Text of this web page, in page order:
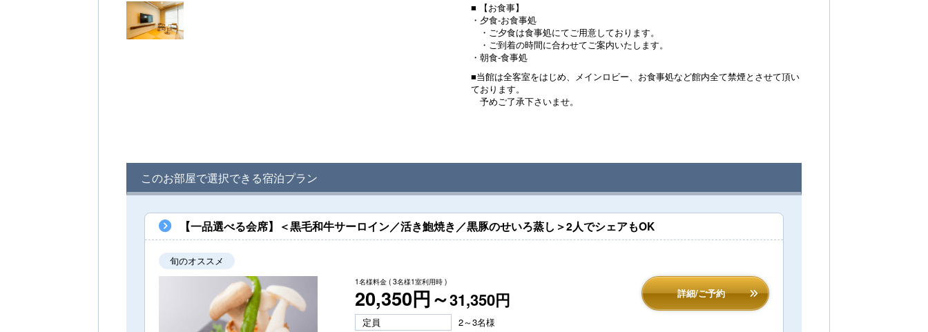
■ 【お食事】
・夕食-お食事処
・ご夕食は食事処にてご用意しております。
・ご到着の時間に合わせてご案内いたします。
・朝食-食事処
■当館は全客室をはじめ、メインロビー、お食事処など館内全て禁煙とさせて頂い
ております。
予めご了承下さいませ。
このお部屋で選択できる宿泊プラン
【一品選べる会席】＜黒毛和牛サーロイン／活き鮑焼き／黒豚のせいろ蒸し＞2人でシェアもOK
旬のオススメ
1名様料金 ( 3名様1室利用時 )
20,350円～31,350円 詳細/ご予約
定員 2～3名様